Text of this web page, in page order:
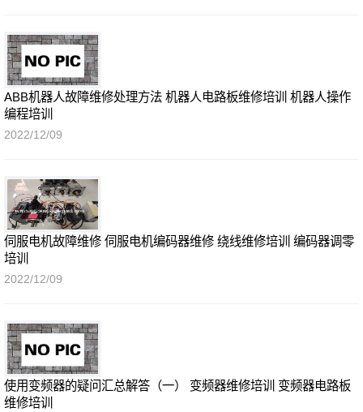
ABB机器人故障维修处理方法 机器人电路板维修培训 机器人操作
编程培训
2022/12/09
伺服电机故障维修 伺服电机编码器维修 绕线维修培训 编码器调零
培训
2022/12/09
使用变频器的疑问汇总解答（一） 变频器维修培训 变频器电路板
维修培训